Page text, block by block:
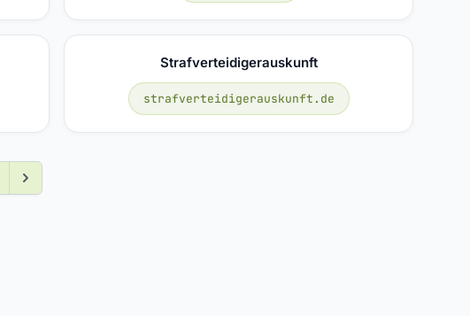
Strafverteidigerauskunft
strafverteidigerauskunft.de